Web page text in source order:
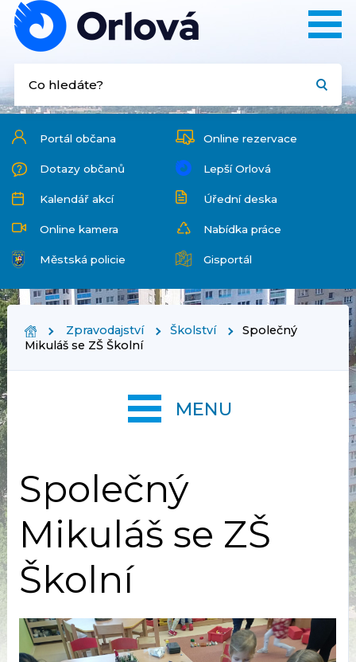
Portál občana Online rezervace
Dotazy občanů Lepší Orlová
Kalendář akcí Úřední deska
Online kamera Nabídka práce
Městská policie Gisportál
Zpravodajství Školství
Společný
Mikuláš se ZŠ Školní
Společný
Mikuláš se ZŠ
Školní
MENU